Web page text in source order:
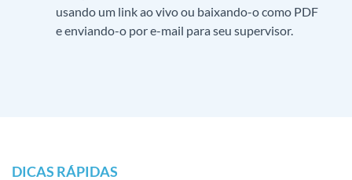
usando um link ao vivo ou baixando-o como PDF
e enviando-o por e-mail para seu supervisor.
DICAS RÁPIDAS